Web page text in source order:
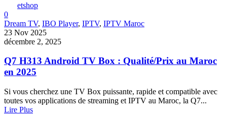
etshop
0
Dream TV, IBO Player, IPTV, IPTV Maroc
23 Nov 2025
décembre 2, 2025
Q7 H313 Android TV Box : Qualité/Prix au Maroc
en 2025
Si vous cherchez une TV Box puissante, rapide et compatible avec
toutes vos applications de streaming et IPTV au Maroc, la Q7...
Lire Plus